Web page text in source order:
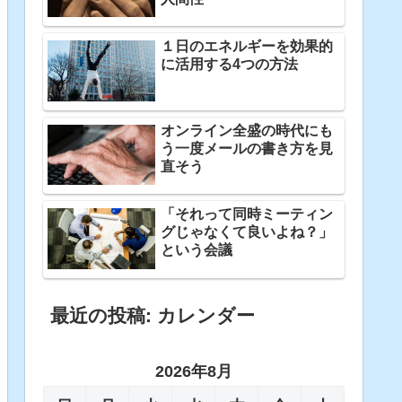
１日のエネルギーを効果的
に活用する4つの方法
オンライン全盛の時代にも
う一度メールの書き方を見
直そう
「それって同時ミーティン
グじゃなくて良いよね？」
という会議
最近の投稿: カレンダー
2026年8月